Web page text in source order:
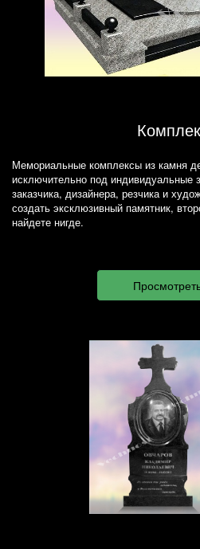
Мемориальные комплексы из камня
исключительно под индивидуальные
заказчика, дизайнера, резчика и
создать эксклюзивный памятник,
найдете нигде.